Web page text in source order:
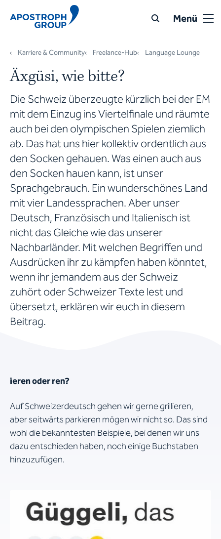
Menü
Karriere & Community Freelance-Hub Language Lounge
Äxgüsi, wie bitte?
Die Schweiz überzeugte kürzlich bei der EM
mit dem Einzug ins Viertelfinale und räumte
auch bei den olympischen Spielen ziemlich
ab. Das hat uns hier kollektiv ordentlich aus
den Socken gehauen. Was einen auch aus
den Socken hauen kann, ist unser
Sprachgebrauch. Ein wunderschönes Land
mit vier Landessprachen. Aber unser
Deutsch, Französisch und Italienisch ist
nicht das Gleiche wie das unserer
Nachbarländer. Mit welchen Begriffen und
Ausdrücken ihr zu kämpfen haben könntet,
wenn ihr jemandem aus der Schweiz
zuhört oder Schweizer Texte lest und
übersetzt, erklären wir euch in diesem
Beitrag.
ieren oder ren?
Auf Schweizerdeutsch gehen wir gerne grillieren,
aber seitwärts parkieren mögen wir nicht so. Das sind
wohl die bekanntesten Beispiele, bei denen wir uns
dazu entschieden haben, noch einige Buchstaben
hinzuzufügen.